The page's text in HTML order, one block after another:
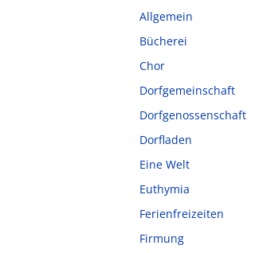
Allgemein
Bücherei
Chor
Dorfgemeinschaft
Dorfgenossenschaft
Dorfladen
Eine Welt
Euthymia
Ferienfreizeiten
Firmung